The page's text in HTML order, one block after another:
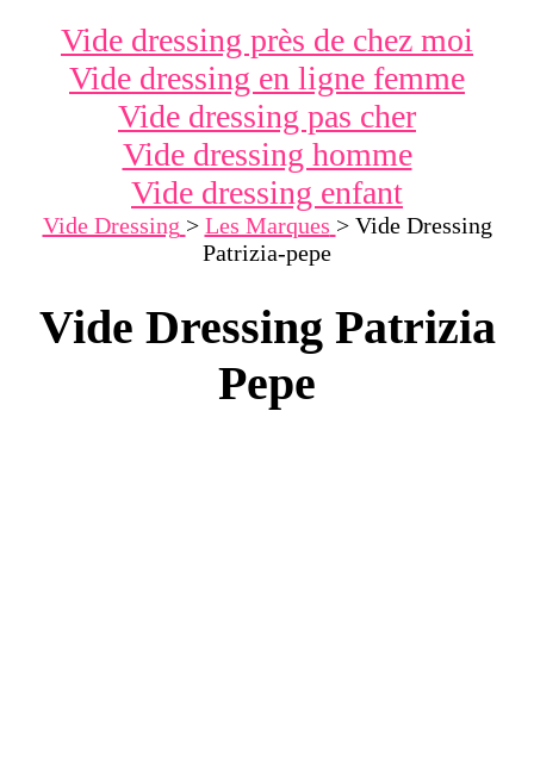
Vide dressing près de chez moi
Vide dressing en ligne femme
Vide dressing pas cher
Vide dressing homme
Vide dressing enfant
Vide Dressing > Les Marques > Vide Dressing
Patrizia-pepe
Vide Dressing Patrizia
Pepe